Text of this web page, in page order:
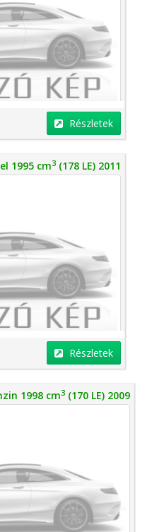
Részletek
1995 cm3 (178 LE) 2011
Részletek
1998 cm3 (170 LE) 2009